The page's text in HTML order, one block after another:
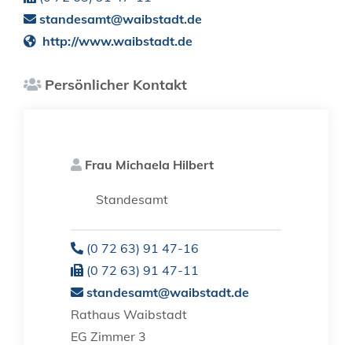
standesamt@waibstadt.de
http://www.waibstadt.de
Persönlicher Kontakt
Frau Michaela Hilbert
Standesamt
(0 72 63) 91 47-16
(0 72 63) 91 47-11
standesamt@waibstadt.de
Rathaus Waibstadt
EG Zimmer 3